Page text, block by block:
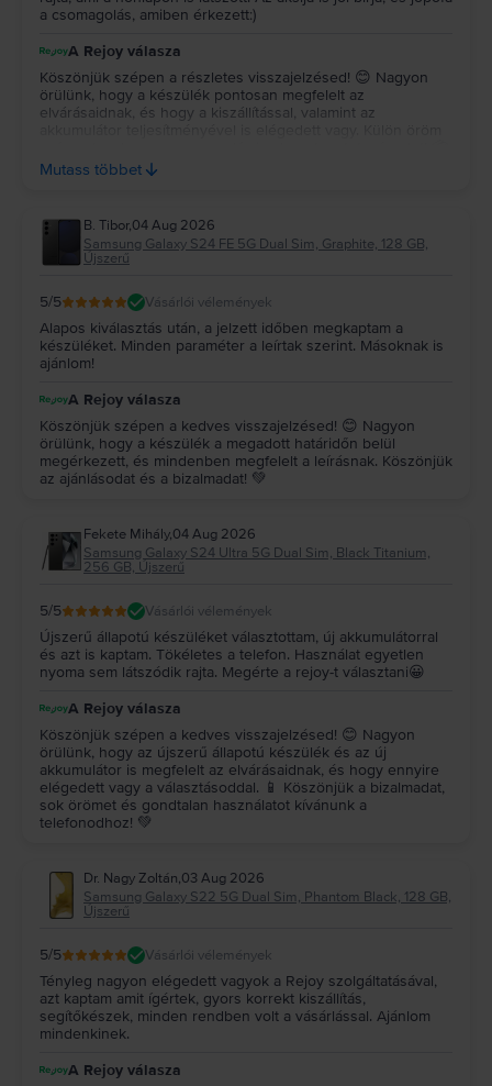
a csomagolás, amiben érkezett:)
A Rejoy válasza
Köszönjük szépen a részletes visszajelzésed! 😊 Nagyon
örülünk, hogy a készülék pontosan megfelelt az
elvárásaidnak, és hogy a kiszállítással, valamint az
✨ Köszönjük a bizalmadat és az ajánlásodat, kívánunk sok
Mutass többet
B. Tibor,04 Aug 2026
Samsung Galaxy S24 FE 5G Dual Sim, Graphite, 128 GB,
Újszerű
5/5 Vásárlói vélemények
Alapos kiválasztás után, a jelzett időben megkaptam a
készüléket. Minden paraméter a leírtak szerint. Másoknak is
ajánlom!
A Rejoy válasza
Köszönjük szépen a kedves visszajelzésed! 😊 Nagyon
örülünk, hogy a készülék a megadott határidőn belül
megérkezett, és mindenben megfelelt a leírásnak. Köszönjük
az ajánlásodat és a bizalmadat! 💚
Fekete Mihály,04 Aug 2026
Samsung Galaxy S24 Ultra 5G Dual Sim, Black Titanium,
256 GB, Újszerű
5/5 Vásárlói vélemények
Újszerű állapotú készüléket választottam, új akkumulátorral
és azt is kaptam. Tökéletes a telefon. Használat egyetlen
nyoma sem látszódik rajta. Megérte a rejoy-t választani😀
A Rejoy válasza
Köszönjük szépen a kedves visszajelzésed! 😊 Nagyon
örülünk, hogy az újszerű állapotú készülék és az új
akkumulátor is megfelelt az elvárásaidnak, és hogy ennyire
elégedett vagy a választásoddal. 📱 Köszönjük a bizalmadat,
sok örömet és gondtalan használatot kívánunk a
telefonodhoz! 💚
Dr. Nagy Zoltán,03 Aug 2026
Samsung Galaxy S22 5G Dual Sim, Phantom Black, 128 GB,
Újszerű
5/5 Vásárlói vélemények
Tényleg nagyon elégedett vagyok a Rejoy szolgáltatásával,
azt kaptam amit ígértek, gyors korrekt kiszállítás,
segítőkészek, minden rendben volt a vásárlással. Ajánlom
mindenkinek.
A Rejoy válasza